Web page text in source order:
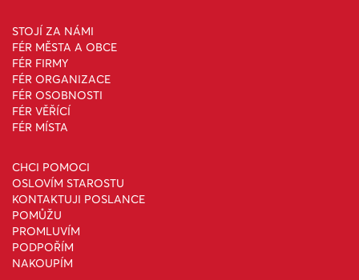
STOJÍ ZA NÁMI
FÉR MĚSTA A OBCE
FÉR FIRMY
FÉR ORGANIZACE
FÉR OSOBNOSTI
FÉR VĚŘÍCÍ
FÉR MÍSTA
CHCI POMOCI
OSLOVÍM STAROSTU
KONTAKTUJI POSLANCE
POMŮŽU
PROMLUVÍM
PODPOŘÍM
NAKOUPÍM